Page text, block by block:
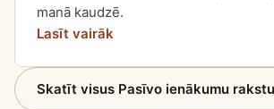
manā kaudzē.
Lasīt vairāk
Skatīt visus Pasīvo ienākumu